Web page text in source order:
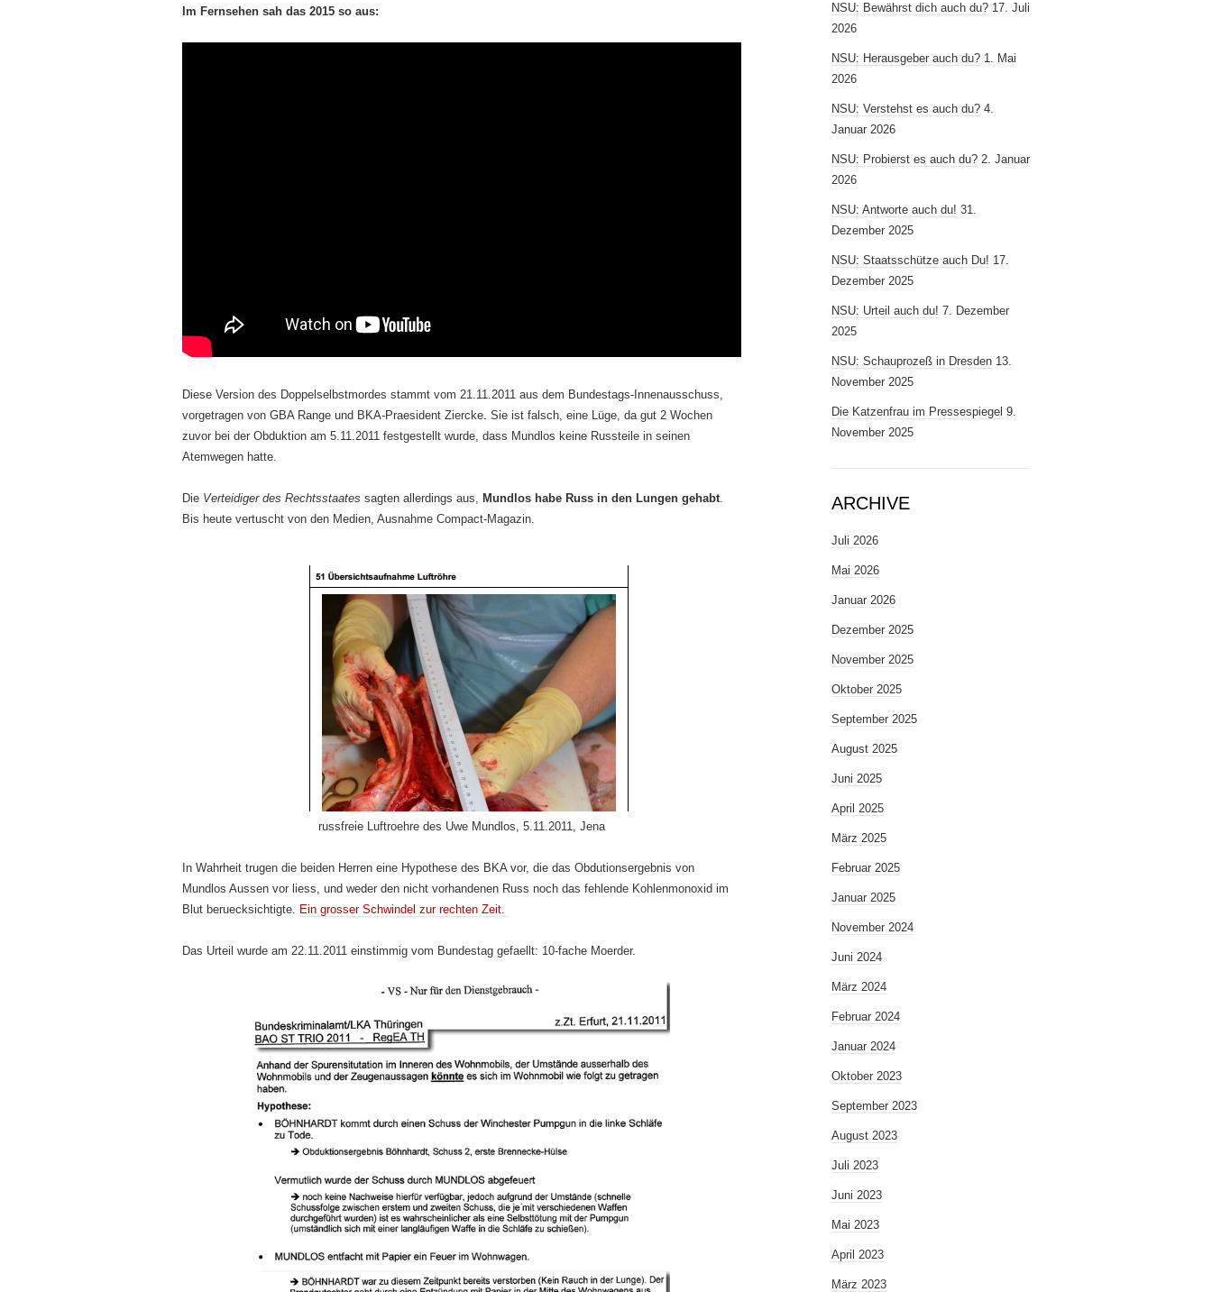
Im Fernsehen sah das 2015 so aus:
Diese Version des Doppelselbstmordes stammt vom 21.11.2011 aus dem Bundestags-Innenausschuss,
vorgetragen von GBA Range und BKA-Praesident Ziercke. Sie ist falsch, eine Lüge, da gut 2 Wochen
zuvor bei der Obduktion am 5.11.2011 festgestellt wurde, dass Mundlos keine Russteile in seinen
Atemwegen hatte.
Die Verteidiger des Rechtsstaates sagten allerdings aus, Mundlos habe Russ in den Lungen gehabt.
Bis heute vertuscht von den Medien, Ausnahme Compact-Magazin.
russfreie Luftroehre des Uwe Mundlos, 5.11.2011, Jena
In Wahrheit trugen die beiden Herren eine Hypothese des BKA vor, die das Obdutionsergebnis von
Mundlos Aussen vor liess, und weder den nicht vorhandenen Russ noch das fehlende Kohlenmonoxid im
Blut beruecksichtigte. Ein grosser Schwindel zur rechten Zeit.
Das Urteil wurde am 22.11.2011 einstimmig vom Bundestag gefaellt: 10-fache Moerder.
NSU: Bewährst dich auch du? 17. Juli
2026
NSU: Herausgeber auch du? 1. Mai
2026
NSU: Verstehst es auch du? 4.
Januar 2026
NSU: Probierst es auch du? 2. Januar
2026
NSU: Antworte auch du! 31.
Dezember 2025
NSU: Staatsschütze auch Du! 17.
Dezember 2025
NSU: Urteil auch du! 7. Dezember
2025
NSU: Schauprozeß in Dresden 13.
November 2025
Die Katzenfrau im Pressespiegel 9.
November 2025
ARCHIVE
Juli 2026
Mai 2026
Januar 2026
Dezember 2025
November 2025
Oktober 2025
September 2025
August 2025
Juni 2025
April 2025
März 2025
Februar 2025
Januar 2025
November 2024
Juni 2024
März 2024
Februar 2024
Januar 2024
Oktober 2023
September 2023
August 2023
Juli 2023
Juni 2023
Mai 2023
April 2023
März 2023